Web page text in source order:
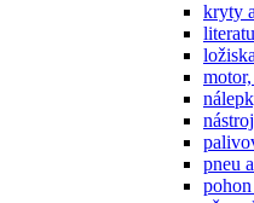
kryty
ložiska
pneu